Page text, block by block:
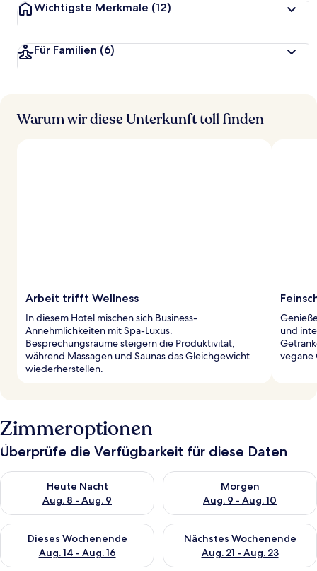
Wichtigste Merkmale (12)
Für Familien (6)
Warum wir diese Unterkunft toll finden
Arbeit trifft Wellness
In diesem Hotel mischen sich Business-
Annehmlichkeiten mit Spa-Luxus.
Besprechungsräume steigern die Produktivität,
während Massagen und Saunas das Gleichgewicht
wiederherstellen.
und
vegane
Zimmeroptionen
Überprüfe die Verfügbarkeit für diese Daten
Heute Nacht
Aug. 8 - Aug. 9
Überprüfe die Verfügbarkeit für heute Nacht, Aug. 8 - Aug. 9.
Morgen
Aug. 9 - Aug. 10
Überprüfe die Verfügbarkeit
Dieses Wochenende
Aug. 14 - Aug. 16
Überprüfe die Verfügbarkeit für dieses Wochenende, Aug. 14
Nächstes Wochenende
Aug. 21 - Aug. 23
Überprüfe die Verfügbarkeit